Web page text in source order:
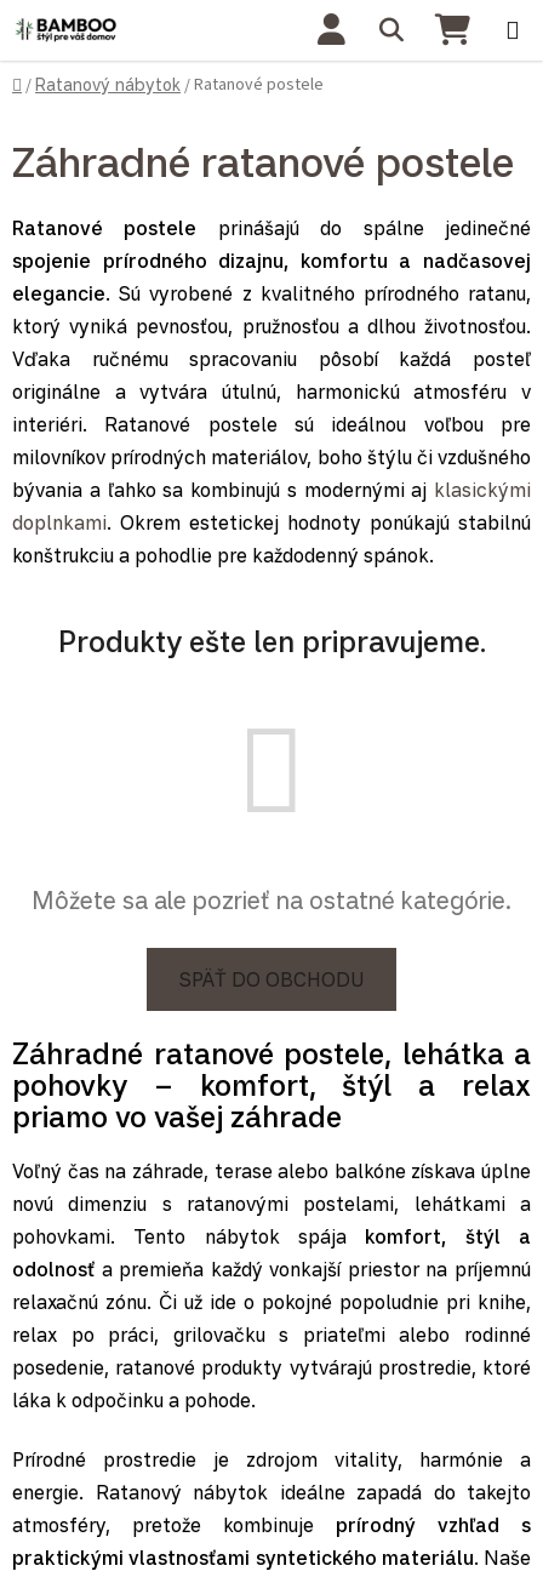
Prejsť na obsah Hľadať
Domov
/Ratanový nábytok /Ratanové postele
Záhradné ratanové postele
Ratanové postele prinášajú do spálne jedinečné
spojenie prírodného dizajnu, komfortu a nadčasovej
elegancie. Sú vyrobené z kvalitného prírodného ratanu,
ktorý vyniká pevnosťou, pružnosťou a dlhou životnosťou.
Vďaka ručnému spracovaniu pôsobí každá posteľ
originálne a vytvára útulnú, harmonickú atmosféru v
interiéri. Ratanové postele sú ideálnou voľbou pre
milovníkov prírodných materiálov, boho štýlu či vzdušného
bývania a ľahko sa kombinujú s modernými aj klasickými
doplnkami. Okrem estetickej hodnoty ponúkajú stabilnú
konštrukciu a pohodlie pre každodenný spánok.
Produkty ešte len pripravujeme.
Môžete sa ale pozrieť na ostatné kategórie.
SPÄŤ DO OBCHODU
Záhradné ratanové postele, lehátka a
pohovky – komfort, štýl a relax
priamo vo vašej záhrade
Voľný čas na záhrade, terase alebo balkóne získava úplne
novú dimenziu s ratanovými postelami, lehátkami a
pohovkami. Tento nábytok spája komfort, štýl a
odolnosť a premieňa každý vonkajší priestor na príjemnú
relaxačnú zónu. Či už ide o pokojné popoludnie pri knihe,
relax po práci, grilovačku s priateľmi alebo rodinné
posedenie, ratanové produkty vytvárajú prostredie, ktoré
láka k odpočinku a pohode.
Prírodné prostredie je zdrojom vitality, harmónie a
energie. Ratanový nábytok ideálne zapadá do takejto
atmosféry, pretože kombinuje prírodný vzhľad s
praktickými vlastnosťami syntetického materiálu. Naše